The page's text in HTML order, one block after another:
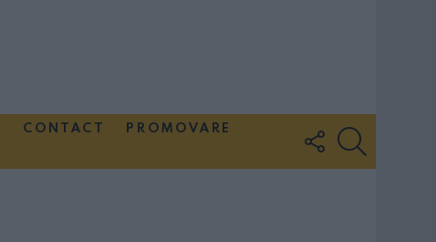
CONTACT
PROMOVARE
FOLLOW
US